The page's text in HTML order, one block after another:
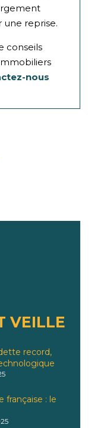
une reprise.
conseils
nous
VEILLE
record,
française : le